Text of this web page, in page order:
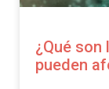
¿Qué
pueden